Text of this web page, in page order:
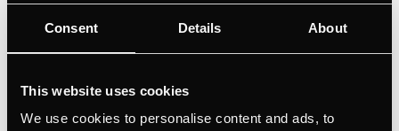
Consent Details About
This website uses cookies
We use cookies to personalise content and ads, to
Grille de ventilation designkit - Black Velvet | pour KMI12850 -
KMI9850 - KMI9350 - KMI8590 - KMI8350